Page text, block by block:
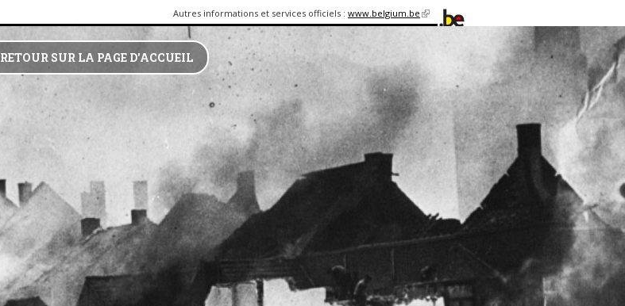
Autres informations et services officiels :www.belgium.be
(link is
external)
RETOUR SUR LA PAGE D'ACCUEIL